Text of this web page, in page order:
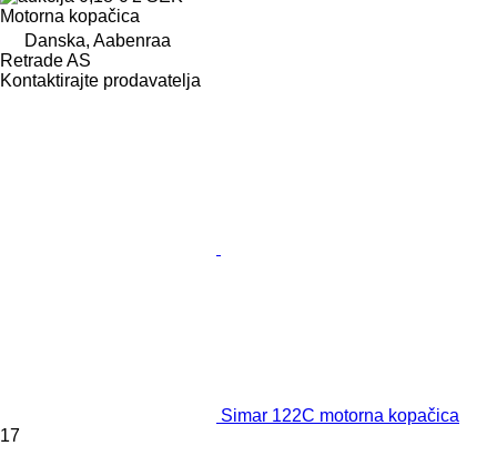
Motorna kopačica
Danska, Aabenraa
Retrade AS
Kontaktirajte prodavatelja
Simar 122C motorna kopačica
17